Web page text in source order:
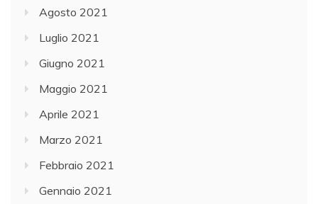
Agosto 2021
Luglio 2021
Giugno 2021
Maggio 2021
Aprile 2021
Marzo 2021
Febbraio 2021
Gennaio 2021